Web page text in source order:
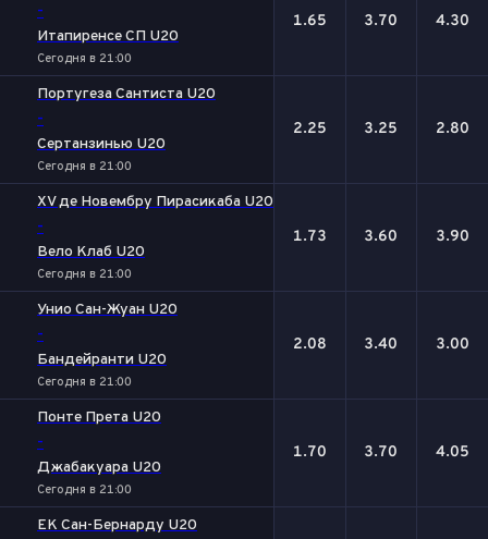
-
Итапиренсе СП U20
Сегодня в 21:00
1.65 3.70 4.30
Португеза Сантиста U20
-
Сертанзинью U20
Сегодня в 21:00
2.25 3.25 2.80
XV де Новембру Пирасикаба U20
-
Вело Клаб U20
Сегодня в 21:00
1.73 3.60 3.90
Унио Сан-Жуан U20
-
Бандейранти U20
Сегодня в 21:00
2.08 3.40 3.00
Понте Прета U20
-
Джабакуара U20
Сегодня в 21:00
1.70 3.70 4.05
ЕК Сан-Бернарду U20